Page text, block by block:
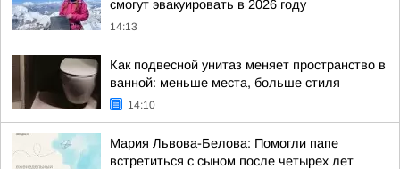
смогут эвакуировать в 2026 году
14:13
Как подвесной унитаз меняет пространство в
ванной: меньше места, больше стиля
14:10
Мария Львова-Белова: Помогли папе
встретиться с сыном после четырех лет